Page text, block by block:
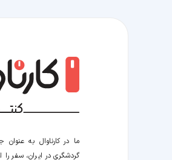
ما در کارناوال به
گردشگری در ایران، سفر